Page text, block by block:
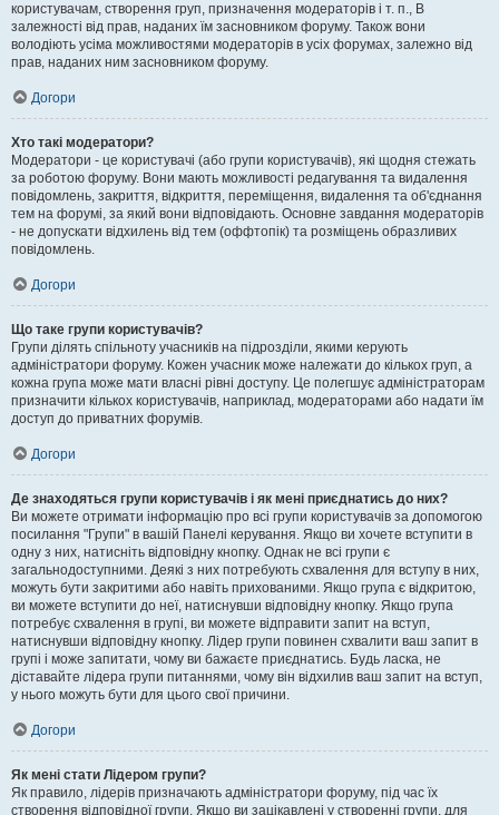
користувачам, створення груп, призначення модераторів і т. п., В
залежності від прав, наданих їм засновником форуму. Також вони
володіють усіма можливостями модераторів в усіх форумах, залежно від
прав, наданих ним засновником форуму.
Догори
Хто такі модератори?
Модератори - це користувачі (або групи користувачів), які щодня стежать
за роботою форуму. Вони мають можливості редагування та видалення
повідомлень, закриття, відкриття, переміщення, видалення та об'єднання
тем на форумі, за який вони відповідають. Основне завдання модераторів
- не допускати відхилень від тем (оффтопік) та розміщень образливих
повідомлень.
Догори
Що таке групи користувачів?
Групи ділять спільноту учасників на підрозділи, якими керують
адміністратори форуму. Кожен учасник може належати до кількох груп, а
кожна група може мати власні рівні доступу. Це полегшує адміністраторам
призначити кількох користувачів, наприклад, модераторами або надати їм
доступ до приватних форумів.
Догори
Де знаходяться групи користувачів і як мені приєднатись до них?
Ви можете отримати інформацію про всі групи користувачів за допомогою
посилання "Групи" в вашій Панелі керування. Якщо ви хочете вступити в
одну з них, натисніть відповідну кнопку. Однак не всі групи є
загальнодоступними. Деякі з них потребують схвалення для вступу в них,
можуть бути закритими або навіть прихованими. Якщо група є відкритою,
ви можете вступити до неї, натиснувши відповідну кнопку. Якщо група
потребує схвалення в групі, ви можете відправити запит на вступ,
натиснувши відповідну кнопку. Лідер групи повинен схвалити ваш запит в
групі і може запитати, чому ви бажаєте приєднатись. Будь ласка, не
діставайте лідера групи питаннями, чому він відхилив ваш запит на вступ,
у нього можуть бути для цього свої причини.
Догори
Як мені стати Лідером групи?
Як правило, лідерів призначають адміністратори форуму, під час їх
створення відповідної групи. Якщо ви зацікавлені у створенні групи, для